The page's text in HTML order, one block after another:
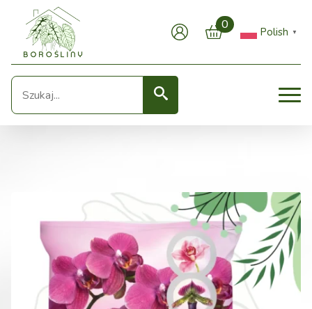
0
Polish ▼
Seearch